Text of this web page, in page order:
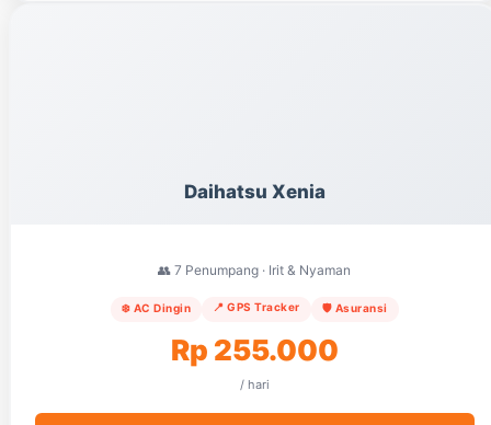
Daihatsu Xenia
👥 7 Penumpang · Irit & Nyaman
❄️ AC Dingin 📍 GPS Tracker 🛡️ Asuransi
Rp 255.000
/ hari